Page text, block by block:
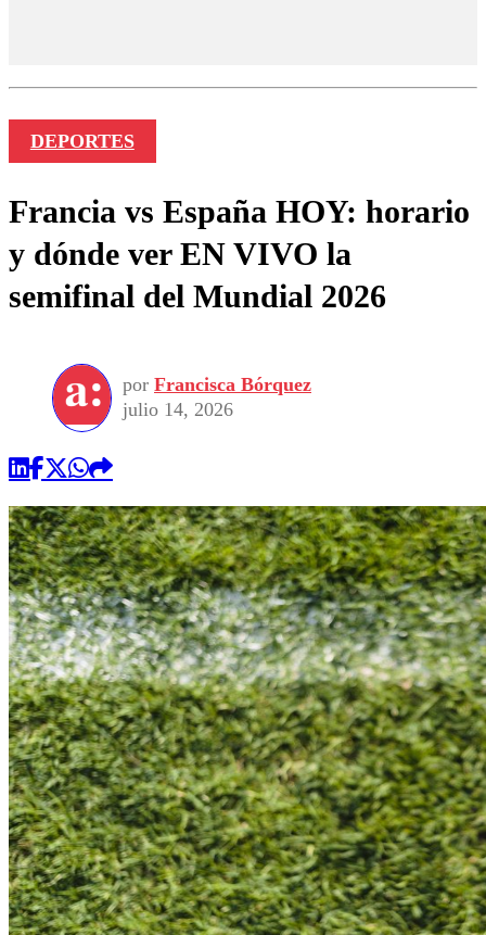
DEPORTES
Francia vs España HOY: horario
y dónde ver EN VIVO la
semifinal del Mundial 2026
por Francisca Bórquez
julio 14, 2026